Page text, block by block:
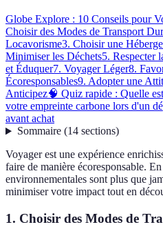
Globe Explore : 10 Conseils pour
Choisir des Modes de Transport
Locavorisme3. Choisir une
Minimiser les Déchets5. Respecter
et Éduquer7. Voyager Léger8.
Écoresponsables9. Adopter une
Anticipez🧠 Quiz rapide : Quelle
votre empreinte carbone lors d'un
avant achat
Sommaire(14 sections)
Voyager est une expérience
faire de manière écoresponsable.
environnementales sont plus que
minimiser votre impact tout en
1. Choisir des Modes de